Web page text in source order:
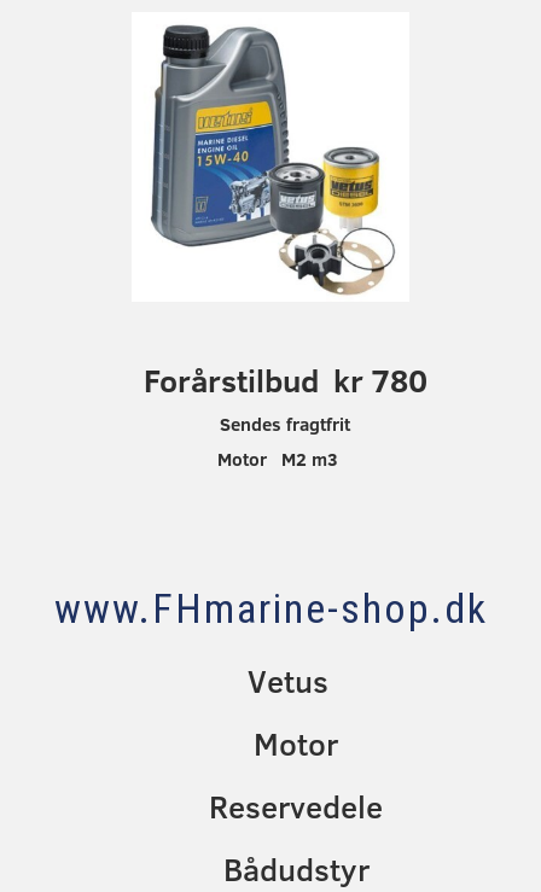
Forårstilbud kr 780
Sendes fragtfrit
Motor M2 m3
www.FHmarine-shop.dk
Vetus
Motor
Reservedele
Bådudstyr